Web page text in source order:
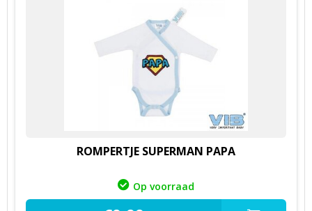
ROMPERTJE SUPERMAN PAPA
Op voorraad